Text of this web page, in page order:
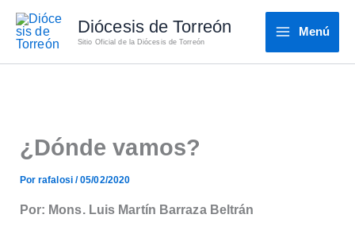
contenido
Diócesis de Torreón
Sitio Oficial de la Diócesis de Torreón
Menú
¿Dónde vamos?
Porrafalosi /05/02/2020
Por: Mons. Luis Martín Barraza Beltrán